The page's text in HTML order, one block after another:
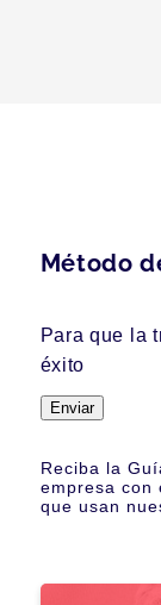
Método
Para que la
éxito
Enviar
Reciba la
empresa con
que usan